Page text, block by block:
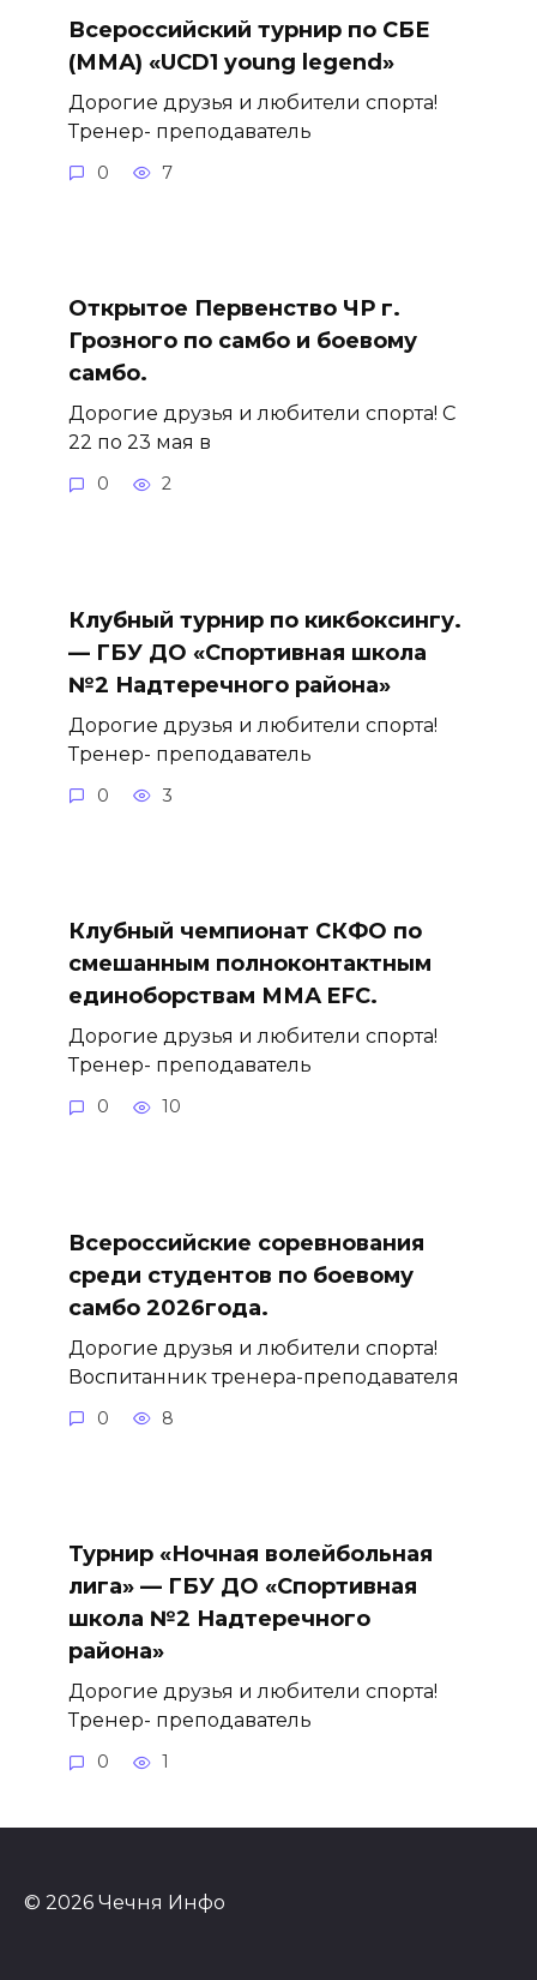
Всероссийский турнир по СБЕ
(ММА) «UCD1 young legend»
Дорогие друзья и любители спорта!
Тренер- преподаватель
0 7
Открытое Первенство ЧР г.
Грозного по самбо и боевому
самбо.
Дорогие друзья и любители спорта! С
22 по 23 мая в
0 2
Клубный турнир по кикбоксингу.
— ГБУ ДО «Спортивная школа
№2 Надтеречного района»
Дорогие друзья и любители спорта!
Тренер- преподаватель
0 3
Клубный чемпионат СКФО по
смешанным полноконтактным
единоборствам ММА EFC.
Дорогие друзья и любители спорта!
Тренер- преподаватель
0 10
Всероссийские соревнования
среди студентов по боевому
самбо 2026года.
Дорогие друзья и любители спорта!
Воспитанник тренера-преподавателя
0 8
Турнир «Ночная волейбольная
лига» — ГБУ ДО «Спортивная
школа №2 Надтеречного
района»
Дорогие друзья и любители спорта!
Тренер- преподаватель
0 1
© 2026 Чечня Инфо